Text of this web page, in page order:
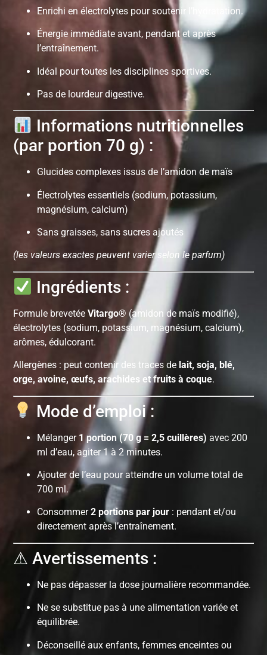
Enrichi en électrolytes pour soutenir l’hydratation.
Énergie immédiate avant, pendant et après
l’entraînement.
Idéal pour toutes les disciplines sportives.
Pas de lourdeur digestive.
Informations nutritionnelles
(par portion 70 g) :
Glucides complexes issus de l’amidon de maïs
Électrolytes essentiels (sodium, potassium,
magnésium, calcium)
Sans graisses, sans sucres ajoutés
(les valeurs exactes peuvent varier selon le parfum)
Ingrédients :
Formule brevetéeVitargo® (amidon de maïs modifié),
électrolytes (sodium, potassium, magnésium, calcium),
arômes, édulcorant.
Allergènes : peut contenir des traces de lait, soja, blé,
orge, avoine, œufs, arachides et fruits à coque.
Mode d’emploi :
Mélanger 1 portion (70 g = 2,5 cuillères) avec 200
ml d’eau, agiter 1 à 2 minutes.
Ajouter de l’eau pour atteindre un volume total de
700 ml.
Consommer2 portions par jour : pendant et/ou
directement après l’entraînement.
⚠ Avertissements :
Ne pas dépasser la dose journalière recommandée.
Ne se substitue pas à une alimentation variée et
équilibrée.
Déconseillé aux enfants, femmes enceintes ou